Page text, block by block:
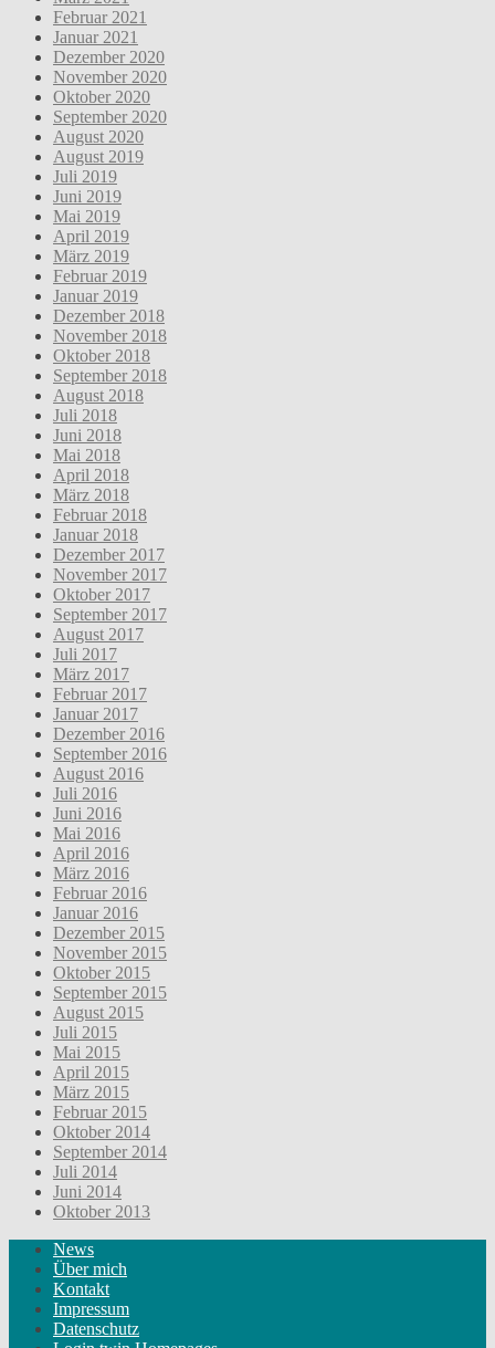
Februar 2021
Januar 2021
Dezember 2020
November 2020
Oktober 2020
September 2020
August 2020
August 2019
Juli 2019
Juni 2019
Mai 2019
April 2019
März 2019
Februar 2019
Januar 2019
Dezember 2018
November 2018
Oktober 2018
September 2018
August 2018
Juli 2018
Juni 2018
Mai 2018
April 2018
März 2018
Februar 2018
Januar 2018
Dezember 2017
November 2017
Oktober 2017
September 2017
August 2017
Juli 2017
März 2017
Februar 2017
Januar 2017
Dezember 2016
September 2016
August 2016
Juli 2016
Juni 2016
Mai 2016
April 2016
März 2016
Februar 2016
Januar 2016
Dezember 2015
November 2015
Oktober 2015
September 2015
August 2015
Juli 2015
Mai 2015
April 2015
März 2015
Februar 2015
Oktober 2014
September 2014
Juli 2014
Juni 2014
Oktober 2013
News
Über mich
Kontakt
Impressum
Datenschutz